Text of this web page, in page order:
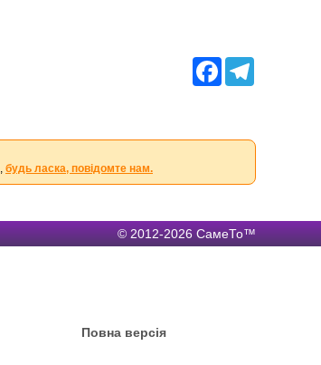
Facebook
, будь ласка, повідомте нам.
© 2012-2026 СамеТо™
Повна версія